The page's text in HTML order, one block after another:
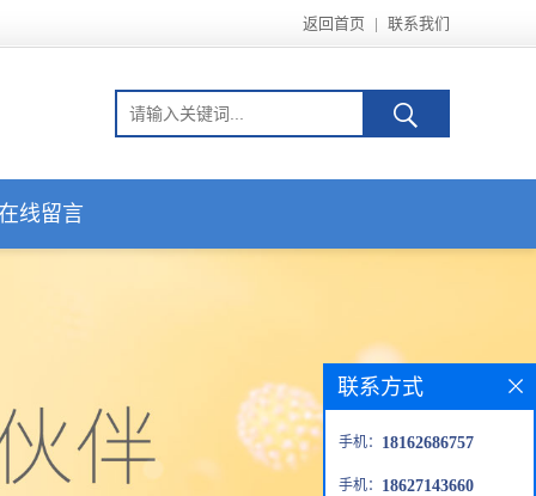
返回首页 | 联系我们
线留言
联系方式
手机： 18162686757
手机： 18627143660